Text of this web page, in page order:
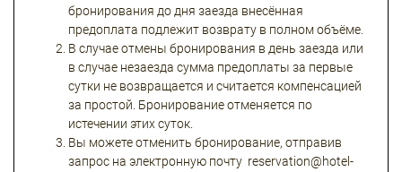
бронирования до дня заезда внесённая
предоплата подлежит возврату в полном объёме.
В случае отмены бронирования в день заезда или
в случае незаезда сумма предоплаты за первые
сутки не возвращается и считается компенсацией
за простой. Бронирование отменяется по
истечении этих суток.
Вы можете отменить бронирование, отправив
запрос на электронную почту reservation@hotel-